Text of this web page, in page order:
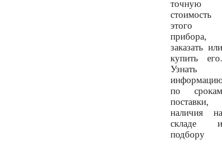
точную
стоимость
этого
прибора,
заказать или
купить его.
Узнать
по срокам
поставки,
наличия на
складе и
подбору